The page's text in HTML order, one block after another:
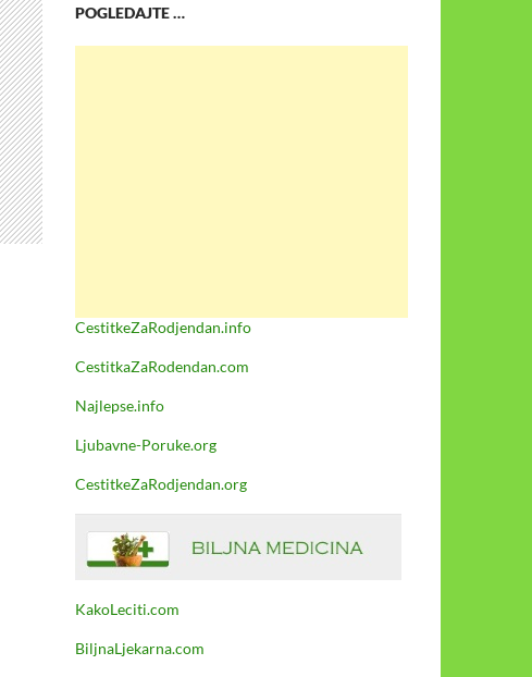
POGLEDAJTE …
CestitkeZaRodjendan.info
CestitkaZaRodendan.com
Najlepse.info
Ljubavne-Poruke.org
CestitkeZaRodjendan.org
KakoLeciti.com
BiljnaLjekarna.com